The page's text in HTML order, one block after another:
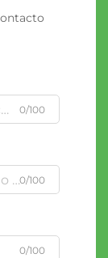
0/100
0/100
0/100